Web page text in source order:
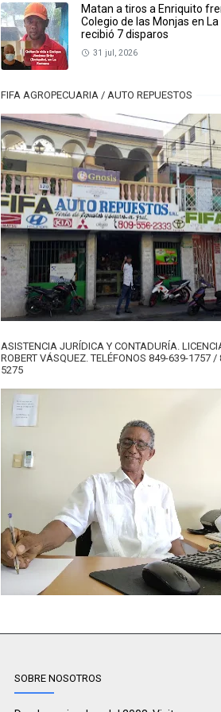
Matan a tiros a Enriquito
Colegio de las Monjas en
recibió 7 disparos
31 jul, 2026
FIFA AGROPECUARIA / AUTO REPUESTOS
ASISTENCIA JURÍDICA Y CONTADURÍA.
ROBERT VÁSQUEZ. TELÉFONOS 849-639-1757
5275
SOBRE NOSOTROS